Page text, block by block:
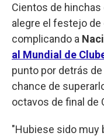
Cientos de hinchas
alegre el festejo de
complicando a
al Mundial de
punto por detrás
chance de
octavos de final de
"Hubiese sido muy